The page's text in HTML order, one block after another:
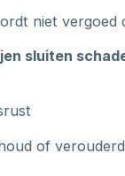
niet
sluiten
of